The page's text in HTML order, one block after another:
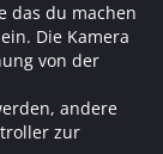
das du machen
Die Kamera
von der
andere
zur